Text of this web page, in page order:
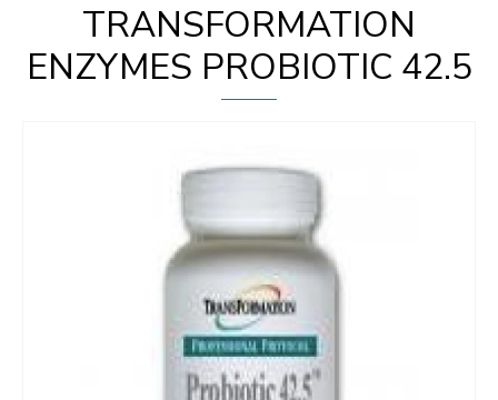
TRANSFORMATION
ENZYMES PROBIOTIC 42.5